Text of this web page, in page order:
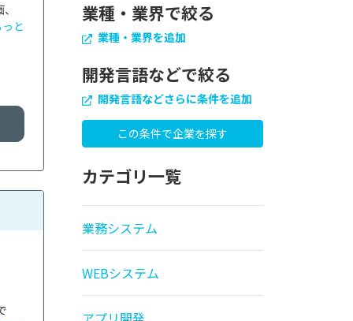
と
業種・業界で絞る
業種・業界を追加
開発言語などで絞る
開発言語などさらに条件を追加
カテゴリ一覧
業務システム
WEBシステム